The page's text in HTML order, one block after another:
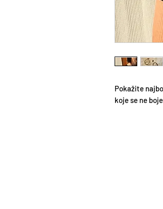
Pokažite
koje se ne